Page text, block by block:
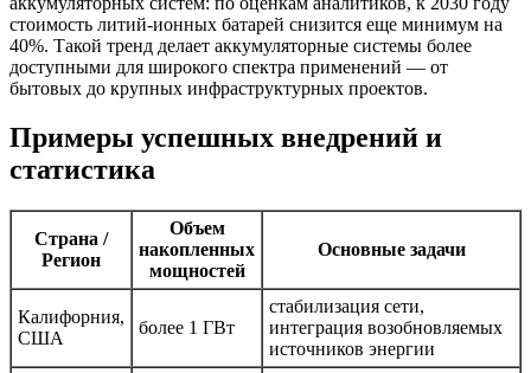
стоимость литий-ионных батарей снизится еще минимум на
40%. Такой тренд делает аккумуляторные системы более
доступными для широкого спектра применений — от
бытовых до крупных инфраструктурных проектов.
Примеры успешных внедрений и
статистика
Страна /
Регион
Объем
накопленных
мощностей
Основные задачи
Калифорния,
США
более 1 ГВт
стабилизация сети,
интеграция возобновляемых
источников энергии